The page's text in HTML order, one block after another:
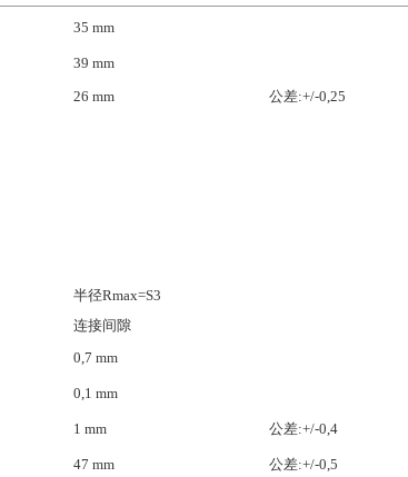
35 mm
39 mm
26 mm
公差:+/-0,25
半径Rmax=S3
连接间隙
0,7 mm
0,1 mm
1 mm
公差:+/-0,4
47 mm 公差:+/-0,5